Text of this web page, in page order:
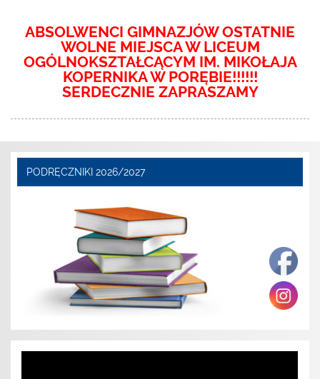
ABSOLWENCI GIMNAZJÓW OSTATNIE
WOLNE MIEJSCA W LICEUM
OGÓLNOKSZTAŁCĄCYM IM. MIKOŁAJA
KOPERNIKA W PORĘBIE!!!!!!
SERDECZNIE ZAPRASZAMY
PODRĘCZNIKI 2026/2027